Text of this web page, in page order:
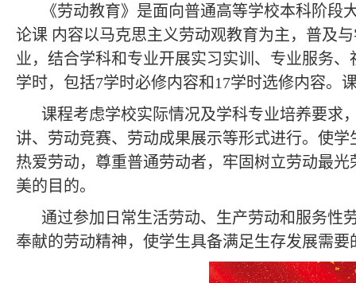
《劳动教育》是面向普通高等学校本科阶
论课 内容以马克思主义劳动观教育为主，普及
业，结合学科和专业开展实习实训、专业服务
学时，包括7学时必修内容和17学时选修内容。
课程考虑学校实际情况及学科专业培养要求
讲、劳动竞赛、劳动成果展示等形式进行。使
热爱劳动，尊重普通劳动者，牢固树立劳动最
美的目的。
通过参加日常生活劳动、生产劳动和服务性
奉献的劳动精神，使学生具备满足生存发展需